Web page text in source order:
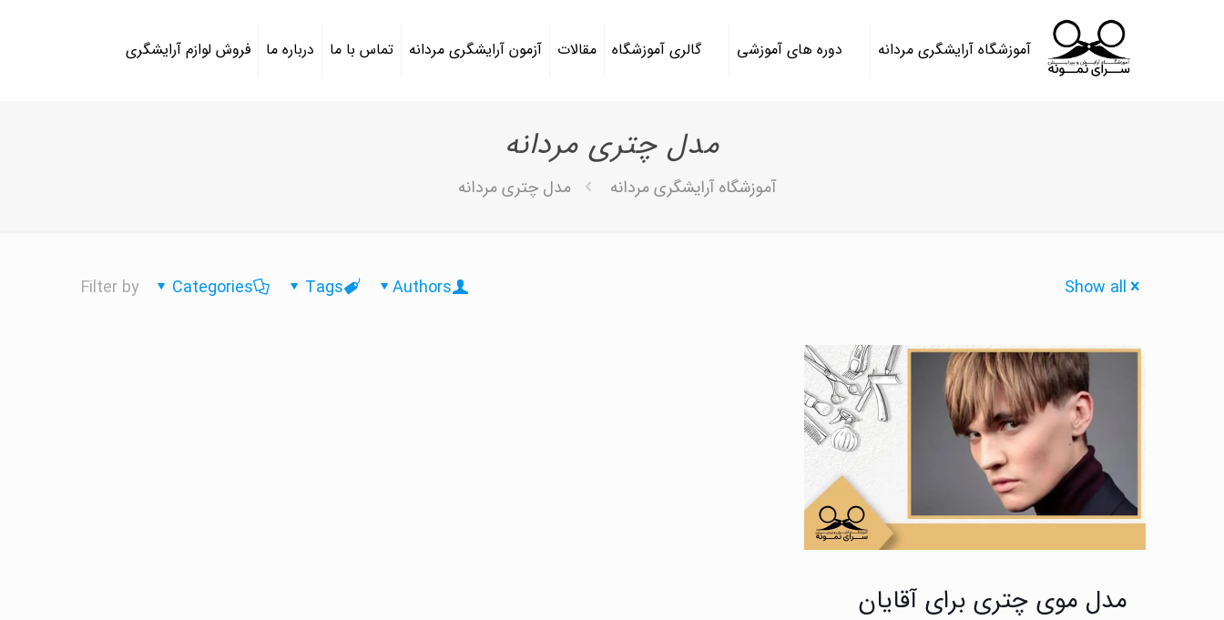
آموزشگاه آرایشگری مردانه دوره های آموزشی گالری آموزشگاه مقالات آزمون آرایشگری مردانه تماس با ما درباره ما فروش لوازم آرایشگری
مدل چتری مردانه
آموزشگاه آرایشگری مردانه مدل چتری مردانه
Filter by Categories Tags Authors Show all
مدل موی چتری برای آقایان